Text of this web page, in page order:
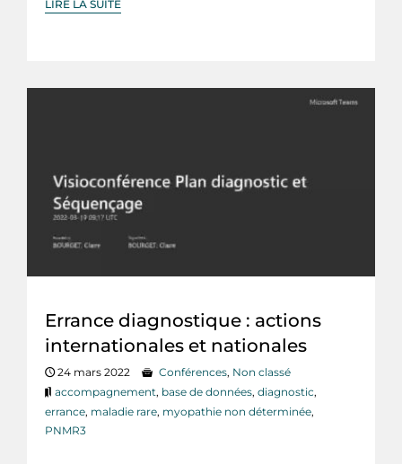
LIRE LA SUITE
Errance diagnostique : actions
internationales et nationales
24 mars 2022 Conférences, Non classé
accompagnement, base de données, diagnostic,
errance, maladie rare, myopathie non déterminée,
PNMR3